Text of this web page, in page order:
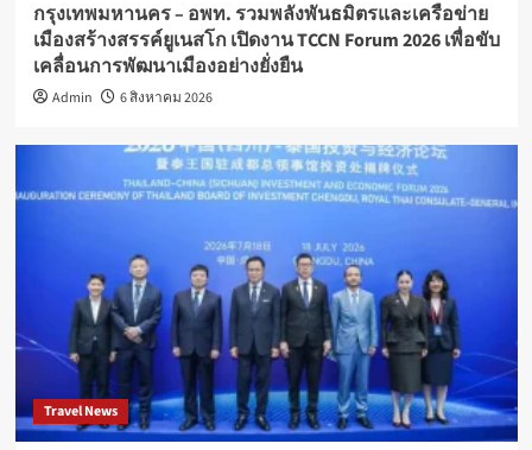
กรุงเทพมหานคร – อพท. รวมพลังพันธมิตรและเครือข่าย
เมืองสร้างสรรค์ยูเนสโก เปิดงาน TCCN Forum 2026 เพื่อขับ
เคลื่อนการพัฒนาเมืองอย่างยั่งยืน
Admin 6 สิงหาคม 2026
Travel News